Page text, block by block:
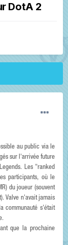
DotA 2
au public via le
sur l'arrivée future
Les "ranked
participants, où le
du joueur (souvent
Valve n'avait jamais
communauté s'était
que la prochaine